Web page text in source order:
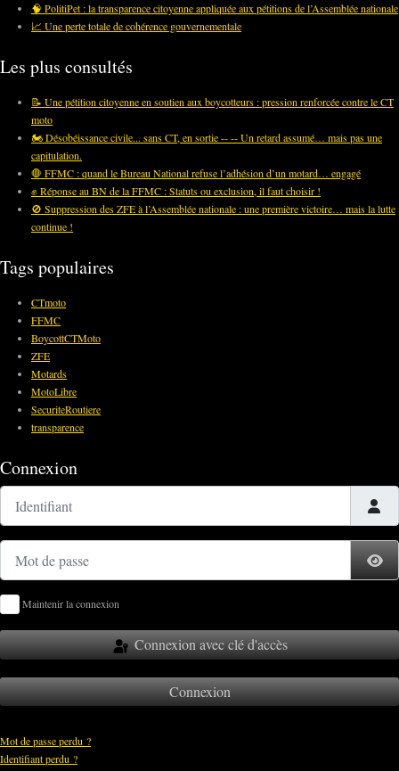
🧠 PolitiPet : la transparence citoyenne appliquée aux pétitions de l’Assemblée nationale
📈 Une perte totale de cohérence gouvernementale
Les plus consultés
📝 Une pétition citoyenne en soutien aux boycotteurs : pression renforcée contre le CT
moto
🏍️ Désobéissance civile... sans CT, en sortie -- -- Un retard assumé… mais pas une
capitulation.
🛑 FFMC : quand le Bureau National refuse l’adhésion d’un motard… engagé
✊ Réponse au BN de la FFMC : Statuts ou exclusion, il faut choisir !
🚫 Suppression des ZFE à l’Assemblée nationale : une première victoire… mais la lutte
continue !
Tags populaires
CTmoto
FFMC
BoycottCTMoto
ZFE
Motards
MotoLibre
SecuriteRoutiere
transparence
Connexion
Identifiant
Mot de passe
Maintenir la connexion
Connexion avec clé d'accès
Connexion
Mot de passe perdu ?
Identifiant perdu ?